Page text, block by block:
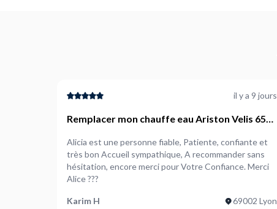
il y a 9 jours
Remplacer mon chauffe eau Ariston Velis 65L
(mêmes dimensions)
Alicia est une personne fiable, Patiente, confiante et
très bon Accueil sympathique, A recommander sans
hésitation, encore merci pour Votre Confiance. Merci
Alice ???
Karim H 69002 Lyon